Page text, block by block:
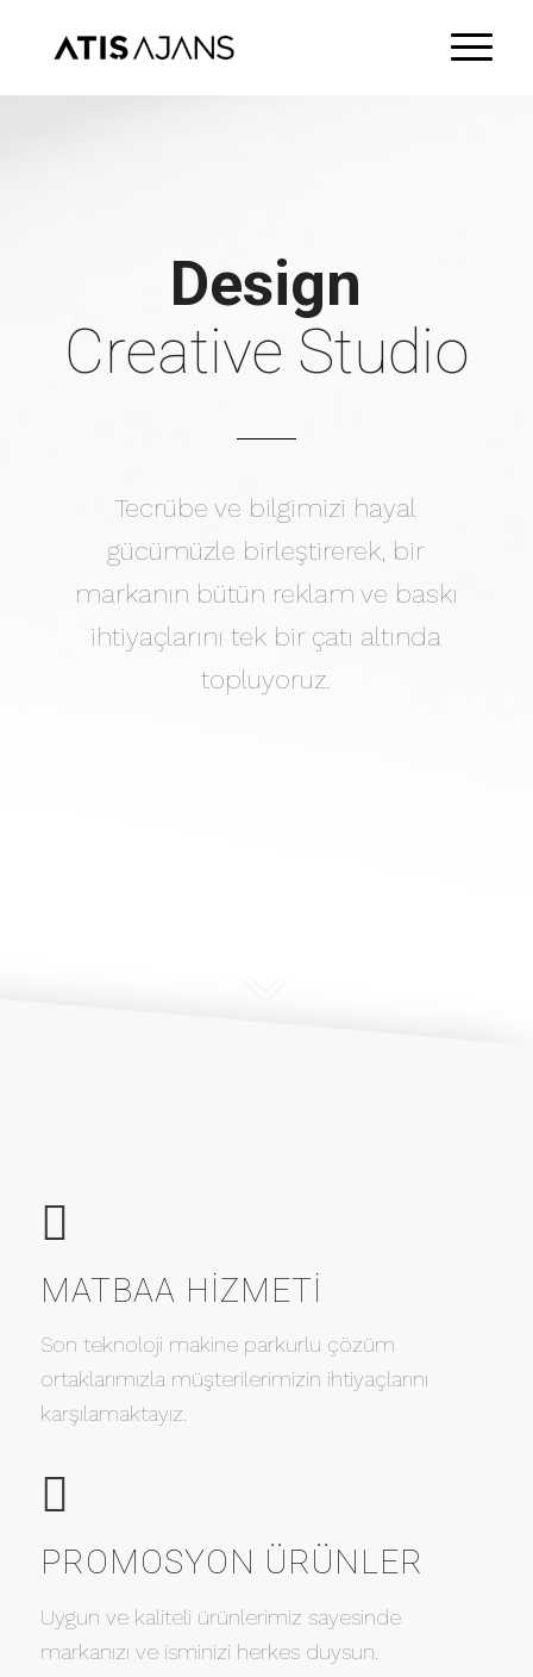
Design
Creative Studio
Tecrübe ve bilgimizi hayal
gücümüzle birleştirerek, bir
markanın bütün reklam ve baskı
ihtiyaçlarını tek bir çatı altında
topluyoruz.
MATBAA HIZMETI
Son teknoloji makine parkurlu çözüm
ortaklarımızla müşterilerimizin ihtiyaçlarını
karşılamaktayız.
PROMOSYON ÜRÜNLER
Uygun ve kaliteli ürünlerimiz sayesinde
markanızı ve isminizi herkes duysun.